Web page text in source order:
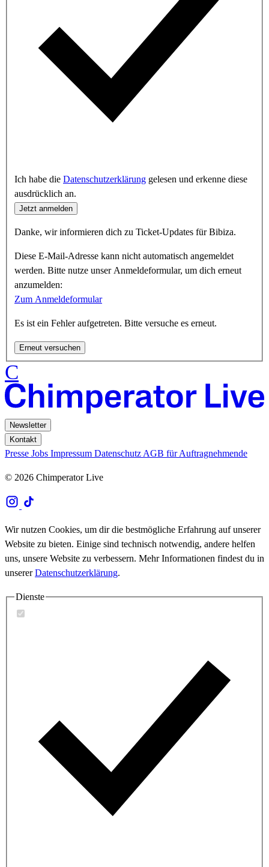
Ich habe die Datenschutzerklärung gelesen und erkenne diese
ausdrücklich an.
Jetzt anmelden
Danke, wir informieren dich zu Ticket-Updates für Bibiza.
Diese E-Mail-Adresse kann nicht automatisch angemeldet
werden. Bitte nutze unser Anmeldeformular, um dich erneut
anzumelden:
Zum Anmeldeformular
Es ist ein Fehler aufgetreten. Bitte versuche es erneut.
Erneut versuchen
C
Newsletter
Kontakt
Presse Jobs Impressum Datenschutz AGB für Auftragnehmende
© 2026 Chimperator Live
Wir nutzen Cookies, um dir die bestmögliche Erfahrung auf unserer
Website zu bieten. Einige sind technisch notwendig, andere helfen
uns, unsere Website zu verbessern. Mehr Informationen findest du in
unsererDatenschutzerklärung.
Dienste